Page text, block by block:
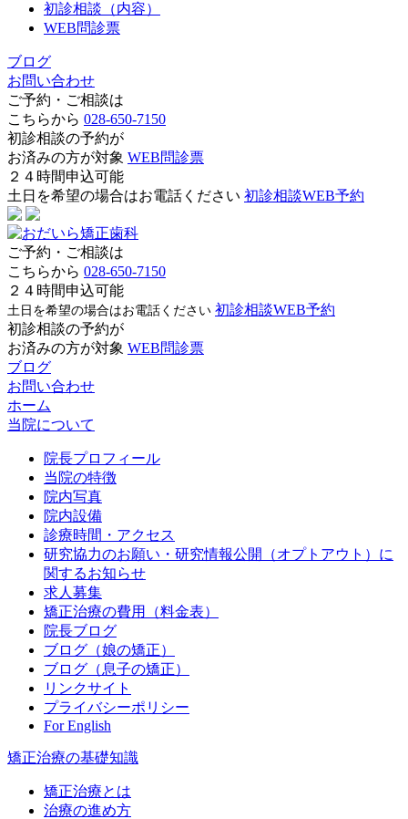
初診相談（内容）
WEB問診票
ブログ
お問い合わせ
ご予約・ご相談は
こちらから 028-650-7150
初診相談の予約が
お済みの方が対象 WEB問診票
２４時間申込可能
土日を希望の場合はお電話ください 初診相談WEB予約
ご予約・ご相談は
こちらから 028-650-7150
２４時間申込可能
土日を希望の場合はお電話ください 初診相談WEB予約
初診相談の予約が
お済みの方が対象 WEB問診票
ブログ
お問い合わせ
ホーム
当院について
院長プロフィール
当院の特徴
院内写真
院内設備
診療時間・アクセス
研究協力のお願い・研究情報公開（オプトアウト）に
関するお知らせ
求人募集
矯正治療の費用（料金表）
院長ブログ
ブログ（娘の矯正）
ブログ（息子の矯正）
リンクサイト
プライバシーポリシー
For English
矯正治療の基礎知識
矯正治療とは
治療の進め方